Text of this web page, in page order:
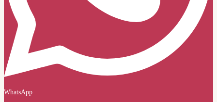
WhatsApp